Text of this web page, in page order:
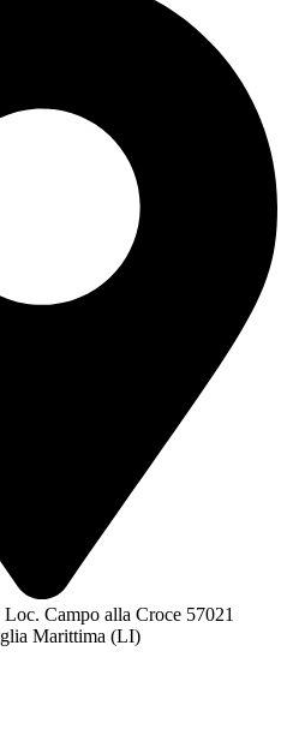
Campo alla Croce 57021
Marittima (LI)